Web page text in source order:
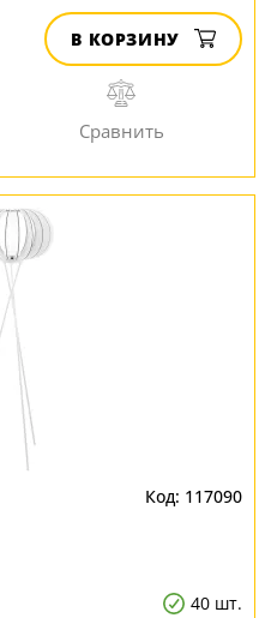
В КОРЗИНУ
117090
40 шт.